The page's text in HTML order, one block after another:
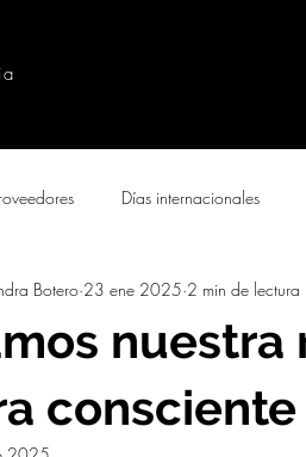
Días internacionales
consciente
Botero 23 ene 2025 2 min de lectura